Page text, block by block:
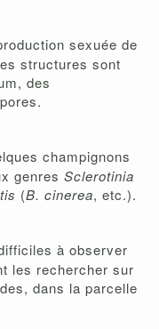
sexuée de
structures sont
des
champignons
genres Sclerotinia
(B. cinerea, etc.).
à observer
les rechercher sur
dans la parcelle